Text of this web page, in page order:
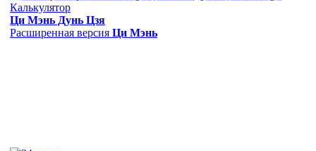
Калькулятор
Ци Мэнь Дунь Цзя
Расширенная версия Ци Мэнь